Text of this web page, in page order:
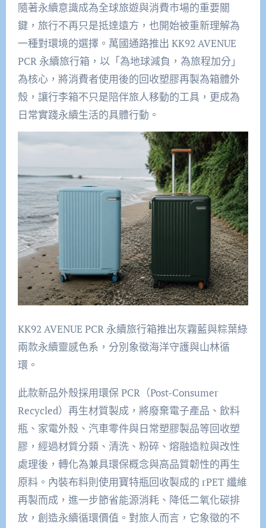
隨著永續意識成為全球旅遊與消費市場的重要關
鍵，旅行不再只是抵達遠方，也開始被重新理解為
一種對環境的選擇。萬國通路推出 KK92 AVENUE
PCR 永續旅行箱，以「為地球減負，為旅程加分」
為核心，將消費者使用後的回收塑膠再製為箱體外
殼，讓行李箱不只是陪伴旅人移動的工具，更成為
日常實踐永續生活的具體行動。
KK92 AVENUE PCR 永續旅行箱推出灰霧藍與粽葉綠
兩款永續靈感色系，分別象徵海洋守護與山林循
環。
此款新品外殼採用環保 PCR（Post-Consumer
Recycled）再生材質製成，將廢棄電子產品、飲料
瓶、家電外殼、汽車零件與日常塑膠製品等回收塑
膠，經過材質分類、清洗、粉碎、熔融造粒與改性
處理後，轉化為兼具環保概念與高品質韌性的再生
原料。內裝布料則使用寶特瓶回收製成的 rPET 纖維
再製而成，進一步節省能源消耗、降低二氧化碳排
放，創造永續循環價值。對旅人而言，它象徵的不